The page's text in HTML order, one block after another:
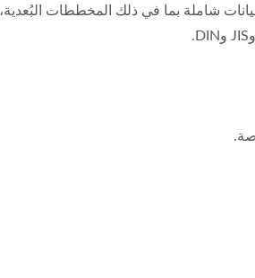
شاملة بما في ذلك المخططات